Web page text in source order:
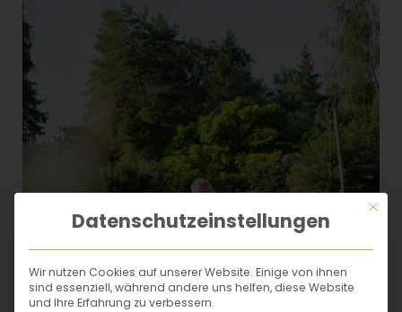
Erde schauen. Apropos „fühlt sich gut an": Es
ist schon ziemlich praktisch, wenn
so viele
Lebensmittel direkt vor der Haustür
wachsenund du auch im Winter dein selbst
gezogenes Gemüse immer parat hast. Mehr
Geschmack für weniger Geld, null Plastik
und der kürzeste Transportweg überhaupt –
mach deinen Garten zum besten
Supermarkt der Welt. Dafür brauchst du
einen Schuppen voller teurer Profi-Geräte
oder jede Menge Freizeit – sondern erst
einmal nur einen Plan.
Mit
Datenschutzeinstellungen
Wir nutzen Cookies auf unserer Website. Einige von ihnen
sind essenziell, während andere uns helfen, diese Website
und Ihre Erfahrung zu verbessern.